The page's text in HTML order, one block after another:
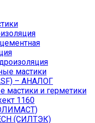
мастики
– АНАЛОГ
мастики и герметики
1160
(СИЛТЭК)